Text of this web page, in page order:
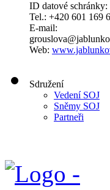
ID datové
Tel.: +420 601 169
E-mail:
Web:
Sdružení
Vedení SOJ
Sněmy SOJ
Partneři